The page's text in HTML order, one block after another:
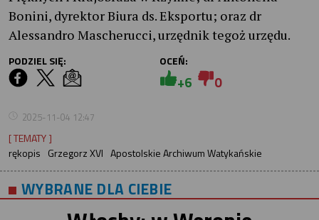
Bonini, dyrektor Biura ds. Eksportu; oraz dr
Alessandro Mascherucci, urzędnik tegoż urzędu.
PODZIEL SIĘ: OCEŃ:
+6 0
2025-11-04 12:47
[ TEMATY ]
rękopis Grzegorz XVI Apostolskie Archiwum Watykańskie
WYBRANE DLA CIEBIE